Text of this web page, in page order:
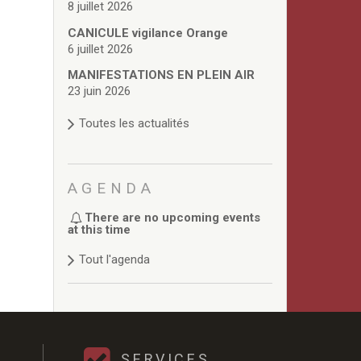
8 juillet 2026
CANICULE vigilance Orange
6 juillet 2026
MANIFESTATIONS EN PLEIN AIR
23 juin 2026
Toutes les actualités
AGENDA
There are no upcoming events
at this time
Tout l'agenda